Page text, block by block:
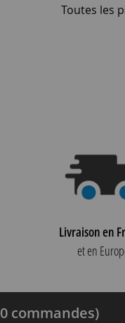
Toutes les
Livraison en
et en
commandes)